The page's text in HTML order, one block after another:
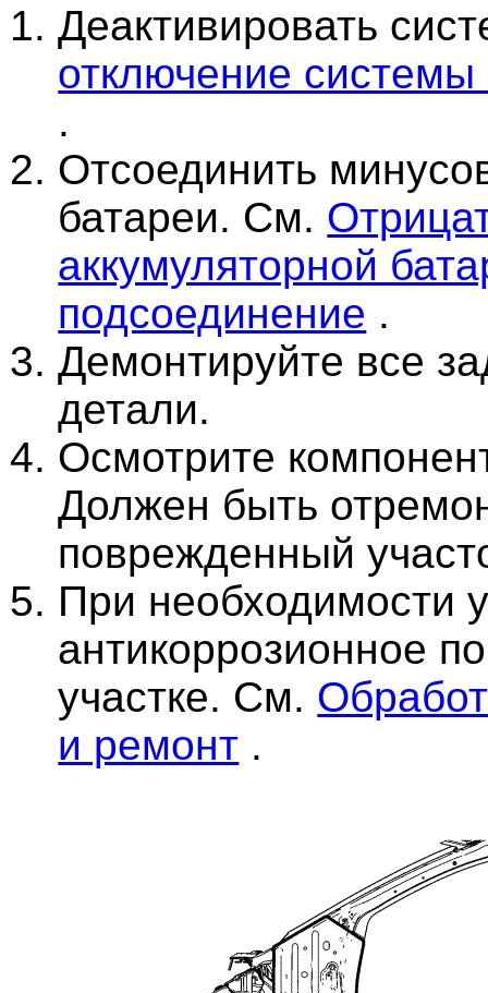
Деактивировать
отключение
.
Отсоединить
батареи. См.
аккумуляторной
подсоединение .
Демонтируйте все
детали.
Осмотрите
Должен быть
поврежденный
При необходимости
антикоррозионное
участке. См.
и ремонт .